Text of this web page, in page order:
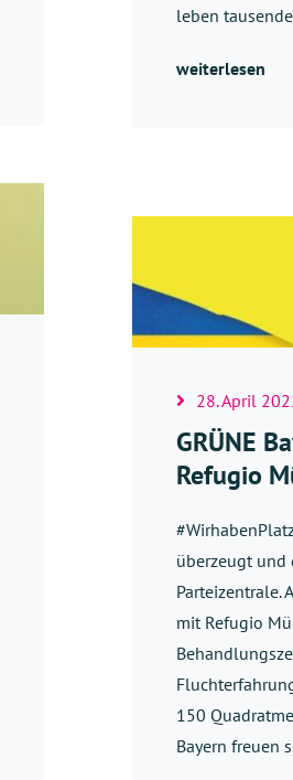
leben
weiterlesen
28. April
GRÜNE
Refugio
überzeugt und
Parteizentrale.
mit Refugio
150
Bayern freuen